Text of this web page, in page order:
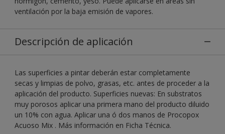
ventilación por la baja emisión de vapores.
Descripción de aplicación
Las superficies a pintar deberán estar completamente
secas y limpias de polvo, grasas, etc. antes de proceder a la
aplicación del producto. Superficies nuevas: En substratos
muy porosos aplicar una primera mano del producto diluido
un 10% con agua. Aplicar una ó dos manos de Procopox
Acuoso Mix . Más información en Ficha Técnica.